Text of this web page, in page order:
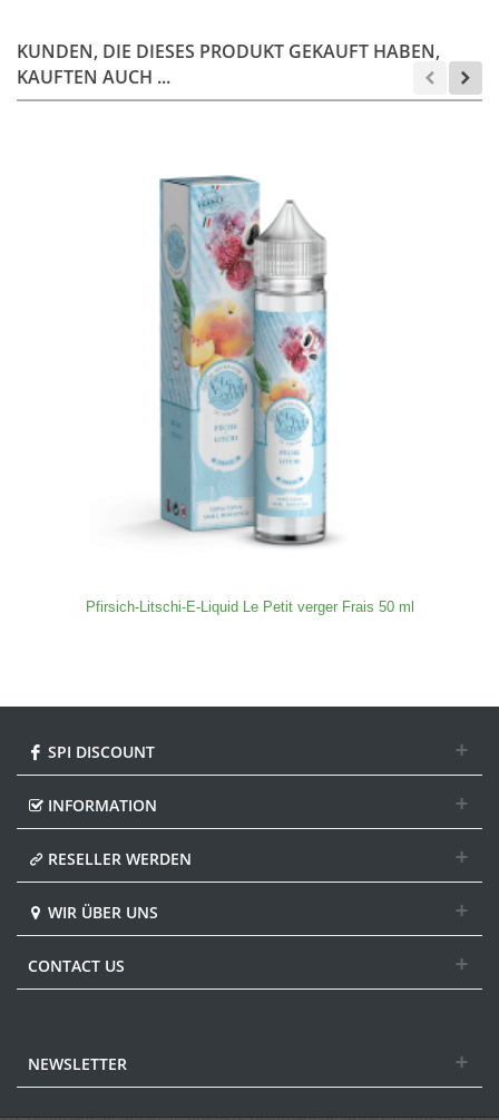
KUNDEN, DIE DIESES PRODUKT GEKAUFT HABEN,
KAUFTEN AUCH ...
Pfirsich-Litschi-E-Liquid Le Petit verger Frais 50 ml
SPI DISCOUNT
INFORMATION
RESELLER WERDEN
WIR ÜBER UNS
CONTACT US
NEWSLETTER